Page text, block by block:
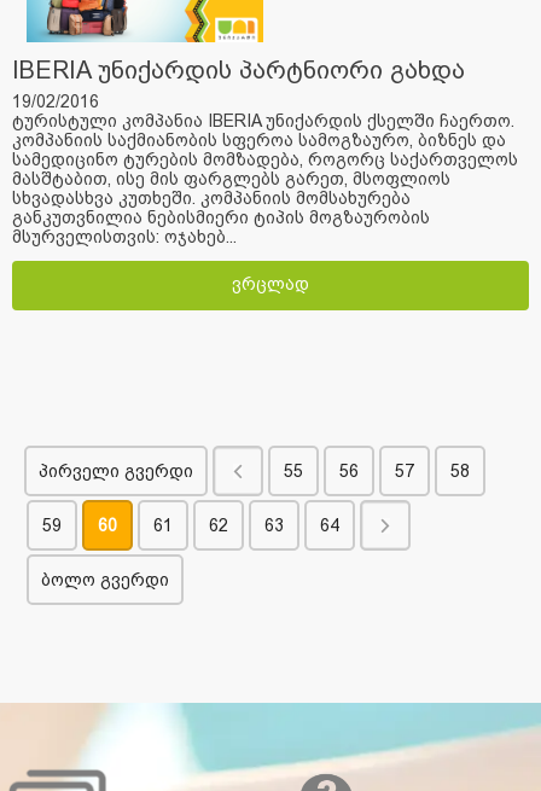
IBERIA უნიქარდის პარტნიორი გახდა
19/02/2016
ტურისტული კომპანია IBERIA უნიქარდის ქსელში ჩაერთო.
კომპანიის საქმიანობის სფეროა სამოგზაურო, ბიზნეს და
სამედიცინო ტურების მომზადება, როგორც საქართველოს
მასშტაბით, ისე მის ფარგლებს გარეთ, მსოფლიოს
სხვადასხვა კუთხეში. კომპანიის მომსახურება
განკუთვნილია ნებისმიერი ტიპის მოგზაურობის
მსურველისთვის: ოჯახებ...
ვრცლად
პირველი გვერდი 55 56 57 58
59 60 61 62 63 64
ბოლო გვერდი